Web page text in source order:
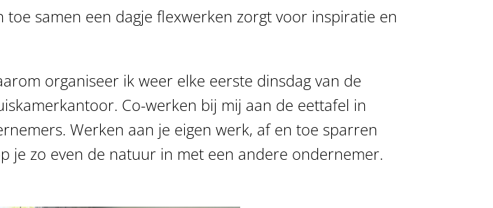
samen een dagje flexwerken zorgt voor inspiratie en
organiseer ik weer elke eerste dinsdag van de
Co-werken bij mij aan de eettafel in
Werken aan je eigen werk, af en toe sparren
je zo even de natuur in met een andere ondernemer.